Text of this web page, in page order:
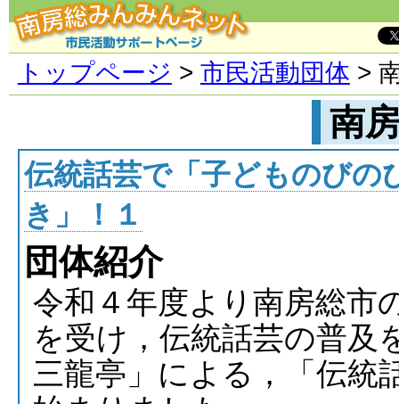
トップページ > 市民活動団体 >
南
伝統話芸で「子どものびの
き」！１
団体紹介
令和４年度より南房総市
を受け，伝統話芸の普及
三龍亭」による，「伝統